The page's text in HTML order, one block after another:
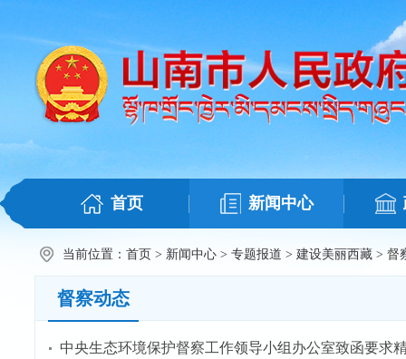
首页 新闻中心
当前位置： 首页 > 新闻中心 > 专题报道 > 建设美丽西藏 > 督
督察动态
中央生态环境保护督察工作领导小组办公室致函要求